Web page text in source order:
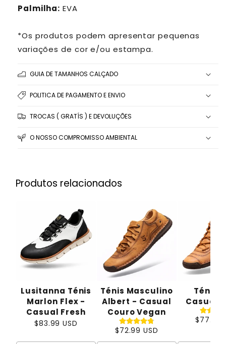
Palmilha: EVA
*Os produtos podem apresentar pequenas
variações de cor e/ou estampa.
GUIA DE TAMANHOS CALÇADO
POLITICA DE PAGAMENTO E ENVIO
TROCAS ( GRATÍS ) E DEVOLUÇÕES
O NOSSO COMPROMISSO AMBIENTAL
Produtos relacionados
Lusitanna Ténis
Marlon Flex -
Casual Fresh
$83.99 USD
Ténis Masculino
Albert - Casual
Couro Vegan
$72.99 USD
Ténis
Casual
$77.99